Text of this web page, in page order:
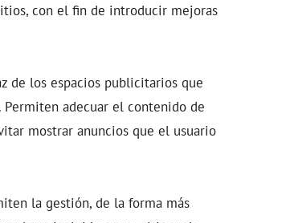
con el fin de introducir mejoras
de los espacios publicitarios que
adecuar el contenido de
mostrar anuncios que el usuario
la gestión, de la forma más